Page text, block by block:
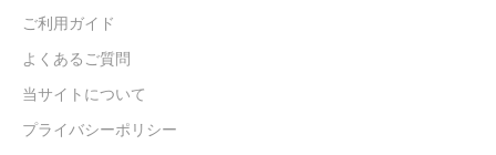
ご利用ガイド
よくあるご質問
当サイトについて
プライバシーポリシー